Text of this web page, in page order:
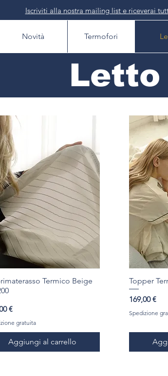
Iscriviti alla nostra mailing list e riceverai
Novità Termofori
Letto
Termico Beige
€
gratuita
Aggiungi al carrello
Topper
Prezzo
169,00 €
Spedizione